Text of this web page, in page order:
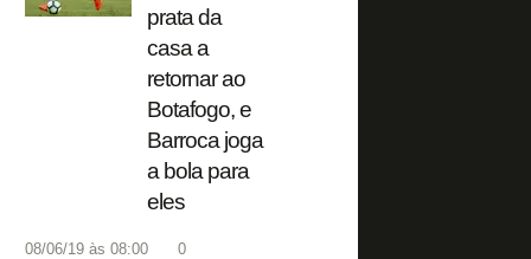
prata da
casa a
retornar ao
Botafogo, e
Barroca joga
a bola para
eles
08/06/19 às 08:00
0